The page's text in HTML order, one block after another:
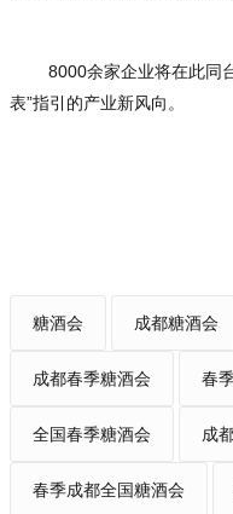
8000余家企业将在此同
表”指引的产业新风向。
糖酒会 成都糖酒会
成都春季糖酒会 春
全国春季糖酒会 成
春季成都全国糖酒会